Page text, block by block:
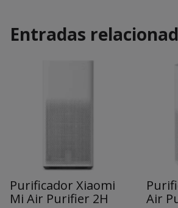
Entradas
Purificador Xiaomi
Mi Air Purifier 2H
Air